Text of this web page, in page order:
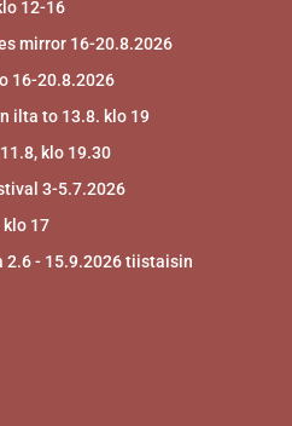
12-16
mirror 16-20.8.2026
16-20.8.2026
ilta to 13.8. klo 19
klo 19.30
3-5.7.2026
17
2.6 - 15.9.2026 tiistaisin